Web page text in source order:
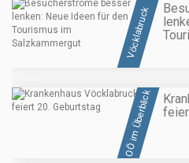
Vöcklabruck
OÖ im Überblick